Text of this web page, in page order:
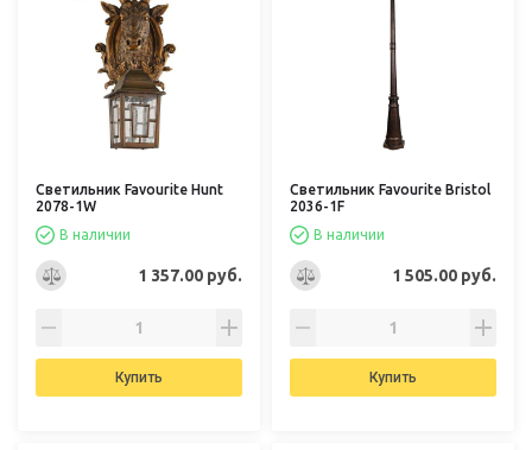
Светильник Favourite Hunt
2078-1W
В наличии
1 357.00 руб.
Купить
Светильник Favourite Bristol
2036-1F
В наличии
1 505.00 руб.
Купить